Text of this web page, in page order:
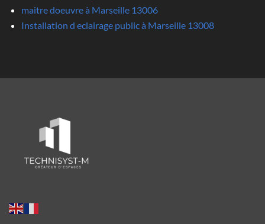
maitre doeuvre à Marseille 13006
Installation d eclairage public à Marseille 13008